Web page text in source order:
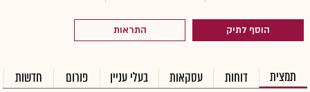
הוסף לתיק התראות
תמצית דוחות עסקאות בעלי עניין פורום חדשות